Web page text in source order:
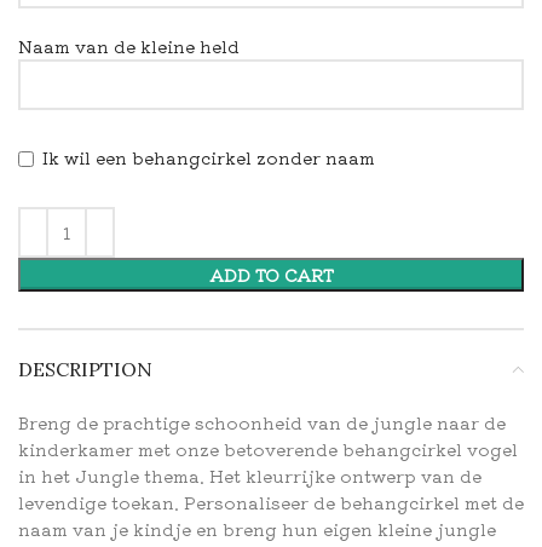
Naam van de kleine held
Ik wil een behangcirkel zonder naam
ADD TO CART
DESCRIPTION
Breng de prachtige schoonheid van de jungle naar de
kinderkamer met onze betoverende behangcirkel vogel
in het Jungle thema. Het kleurrijke ontwerp van de
levendige toekan. Personaliseer de behangcirkel met de
naam van je kindje en breng hun eigen kleine jungle